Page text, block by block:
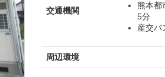
交通機関
熊本都
5分
産交バ
周辺環境